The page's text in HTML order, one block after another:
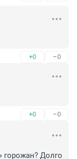
+0 –0
+0 –0
горожан? Долго